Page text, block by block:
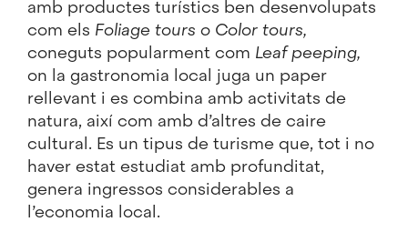
amb productes turístics ben desenvolupats
com els Foliage tours o Color tours,
coneguts popularment com Leaf peeping,
on la gastronomia local juga un paper
rellevant i es combina amb activitats de
natura, així com amb d’altres de caire
cultural. Es un tipus de turisme que, tot i no
haver estat estudiat amb profunditat,
genera ingressos considerables a
l’economia local.